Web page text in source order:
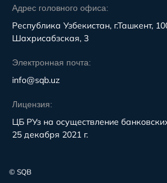
Адрес головного офиса:
Республика Узбекистан, г.Ташкент,
Шахрисабзская, 3
Электронная почта:
info@sqb.uz
Лицензия:
ЦБ РУз на осуществление
25 декабря 2021 г.
© SQB